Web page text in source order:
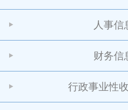
人事信
财务信
行政事业性